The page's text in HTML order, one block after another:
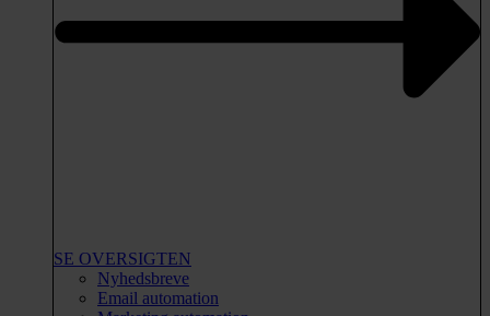
SE OVERSIGTEN
Nyhedsbreve
Email automation